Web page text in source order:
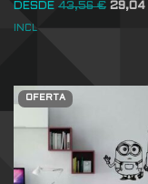
DESDE 43,56€ 29,04
INCL
OFERTA